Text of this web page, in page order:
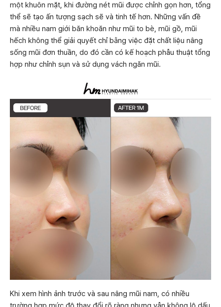
một khuôn mặt, khi đường nét mũi được chỉnh gọn hơn, tổng
thể sẽ tạo ấn tượng sạch sẽ và tinh tế hơn. Những vấn đề
mà nhiều nam giới băn khoăn như mũi to bè, mũi gồ, mũi
hếch không thể giải quyết chỉ bằng việc đặt chất liệu nâng
sống mũi đơn thuần, do đó cần có kế hoạch phẫu thuật tổng
hợp như chỉnh sụn và sử dụng vách ngăn mũi.
Khi xem hình ảnh trước và sau nâng mũi nam, có nhiều